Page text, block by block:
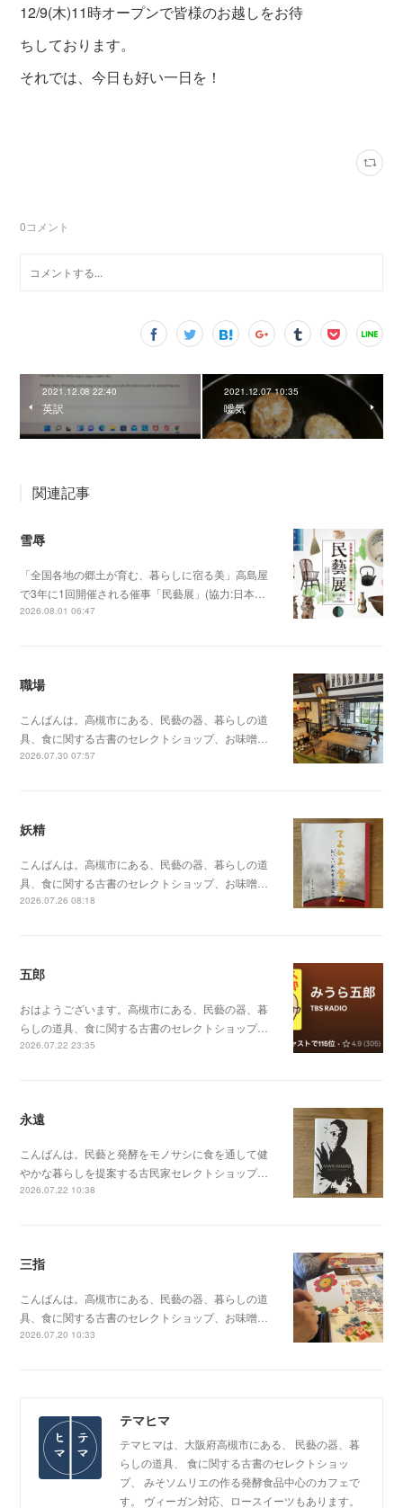
12/9(木)11時オープンで皆様のお越しをお待
ちしております。
それでは、今日も好い一日を！
0コメント
2021.12.08 22:40
英訳
2021.12.07 10:35
噯気
関連記事
雪辱
「全国各地の郷土が育む、暮らしに宿る美」高島屋
で3年に1回開催される催事「民藝展」(協力:日本…
2026.08.01 06:47
職場
こんばんは。高槻市にある、民藝の器、暮らしの道
具、食に関する古書のセレクトショップ、お味噌…
2026.07.30 07:57
妖精
こんばんは。高槻市にある、民藝の器、暮らしの道
具、食に関する古書のセレクトショップ、お味噌…
2026.07.26 08:18
五郎
おはようございます。高槻市にある、民藝の器、暮
らしの道具、食に関する古書のセレクトショップ…
2026.07.22 23:35
永遠
こんばんは。民藝と発酵をモノサシに食を通して健
やかな暮らしを提案する古民家セレクトショップ…
2026.07.22 10:38
三指
こんばんは。高槻市にある、民藝の器、暮らしの道
具、食に関する古書のセレクトショップ、お味噌…
2026.07.20 10:33
テマヒマ
テマヒマは、大阪府高槻市にある、 民藝の器、暮
らしの道具、 食に関する古書のセレクトショッ
プ、 みそソムリエの作る発酵食品中心のカフェで
す。 ヴィーガン対応、ロースイーツもあります。